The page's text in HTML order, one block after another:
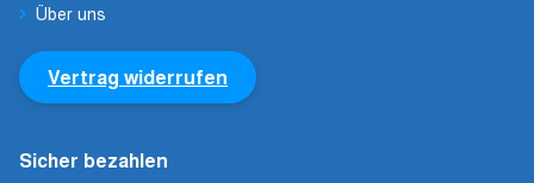
Über uns
Vertrag widerrufen
Sicher bezahlen